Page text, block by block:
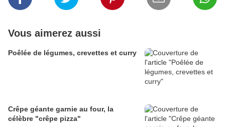
Vous aimerez aussi
Poêlée de légumes, crevettes et curry
Crêpe géante garnie au four, la
célèbre "crêpe pizza"